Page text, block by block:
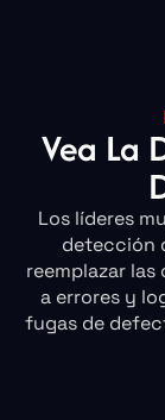
Vea La
Los líderes
detección
reemplazar
a errores y
fugas de